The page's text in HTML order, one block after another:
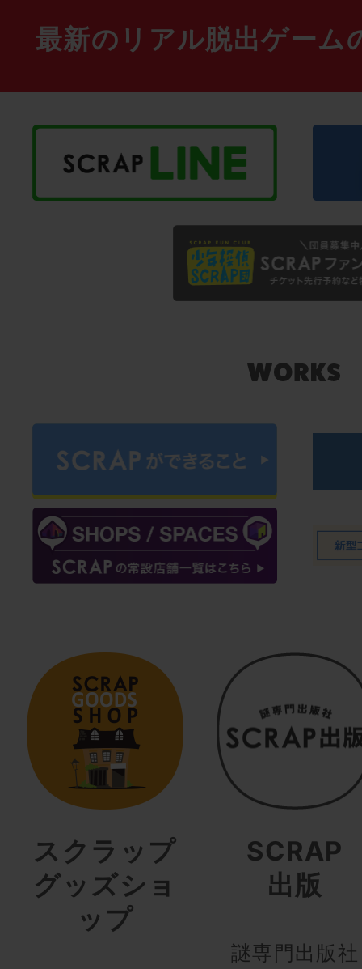
最新のリアル脱出ゲーム
スクラップ
グッズショ
ップ
SCRAP
出版
謎専門出版社